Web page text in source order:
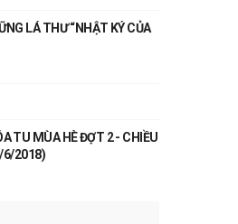
LÁ THƯ “NHẬT KÝ CỦA
TU MÙA HÈ ĐỢT 2 - CHIỀU
6/2018)